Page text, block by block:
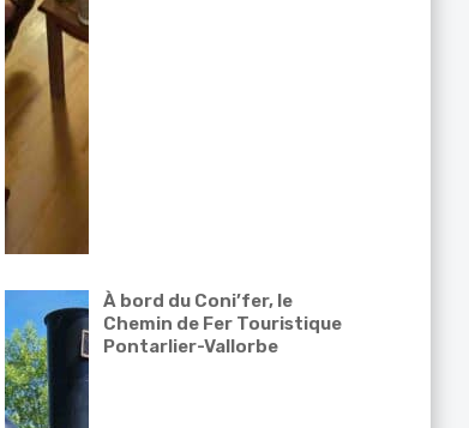
À bord du Coni’fer, le
Chemin de Fer Touristique
Pontarlier-Vallorbe